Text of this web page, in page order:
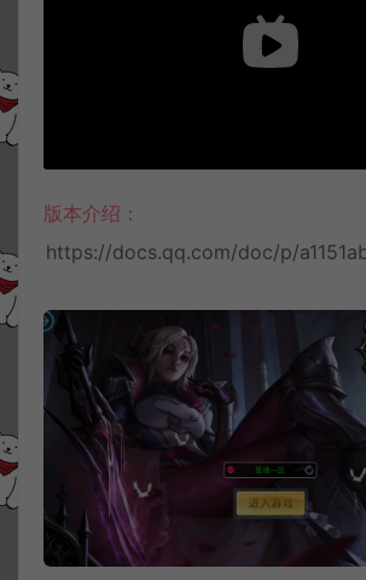
版本介绍：
https://docs.qq.com/doc/p/